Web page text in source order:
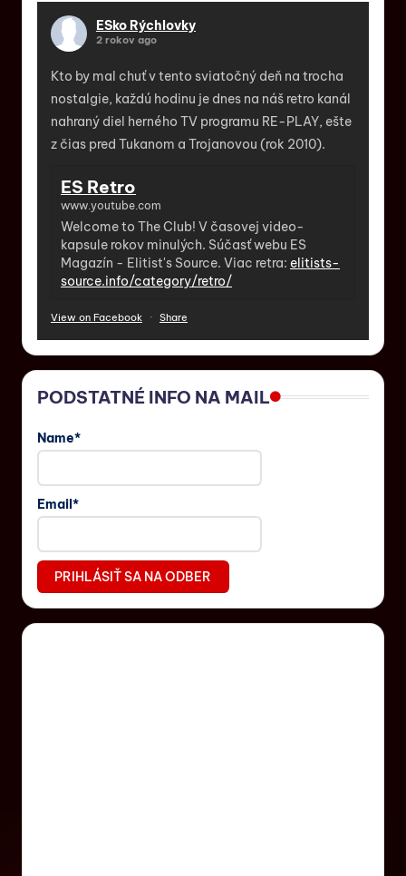
ESko Rýchlovky
2 rokov ago
Kto by mal chuť v tento sviatočný deň na trocha
nostalgie, každú hodinu je dnes na náš retro kanál
nahraný diel herného TV programu RE-PLAY, ešte
z čias pred Tukanom a Trojanovou (rok 2010).
ES Retro
www.youtube.com
Welcome to The Club! V časovej video-
kapsule rokov minulých. Súčasť webu ES
Magazín - Elitist's Source. Viac retra: elitists-
source.info/category/retro/
View on Facebook · Share
PODSTATNÉ INFO NA MAIL
Name*
Email*